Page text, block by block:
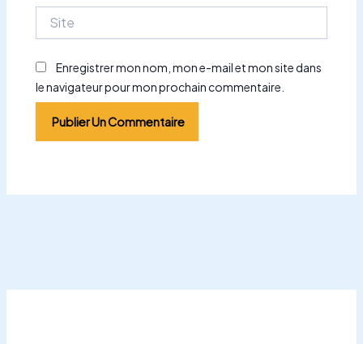
Enregistrer mon nom, mon e-mail et mon site dans
le navigateur pour mon prochain commentaire.